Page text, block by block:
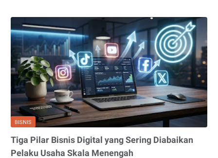
Diam,
Ini
Tanda
dan
Cara
Anti
Rayap
yang
Tepat
BISNIS
Tiga Pilar Bisnis Digital yang Sering Diabaikan
Pelaku Usaha Skala Menengah